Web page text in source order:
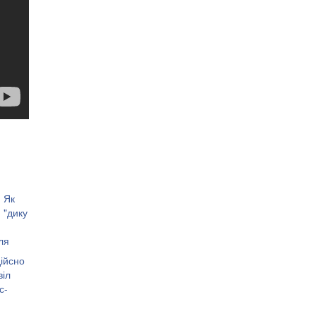
Як